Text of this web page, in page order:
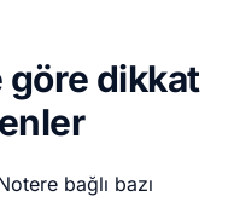
göre dikkat
bağlı bazı